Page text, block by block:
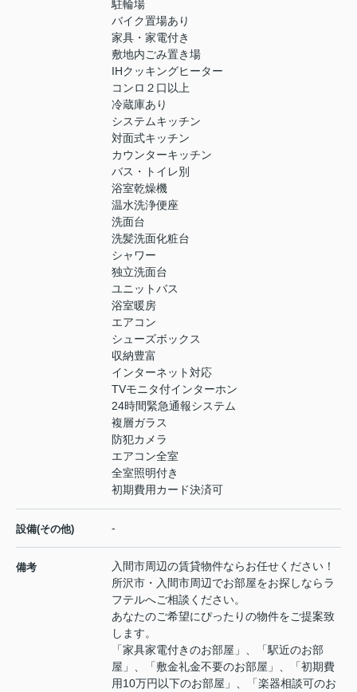
駐輪場
バイク置場あり
家具・家電付き
敷地内ごみ置き場
IHクッキングヒーター
コンロ２口以上
冷蔵庫あり
システムキッチン
対面式キッチン
カウンターキッチン
バス・トイレ別
浴室乾燥機
温水洗浄便座
洗面台
洗髪洗面化粧台
シャワー
独立洗面台
ユニットバス
浴室暖房
エアコン
シューズボックス
収納豊富
インターネット対応
TVモニタ付インターホン
24時間緊急通報システム
複層ガラス
防犯カメラ
エアコン全室
全室照明付き
初期費用カード決済可
設備(その他) -
備考
入間市周辺の賃貸物件ならお任せください！
所沢市・入間市周辺でお部屋をお探しならラ
フテルへご相談ください。
あなたのご希望にぴったりの物件をご提案致
します。
「家具家電付きのお部屋」、「駅近のお部
屋」、「敷金礼金不要のお部屋」、「初期費
用10万円以下のお部屋」、「楽器相談可のお